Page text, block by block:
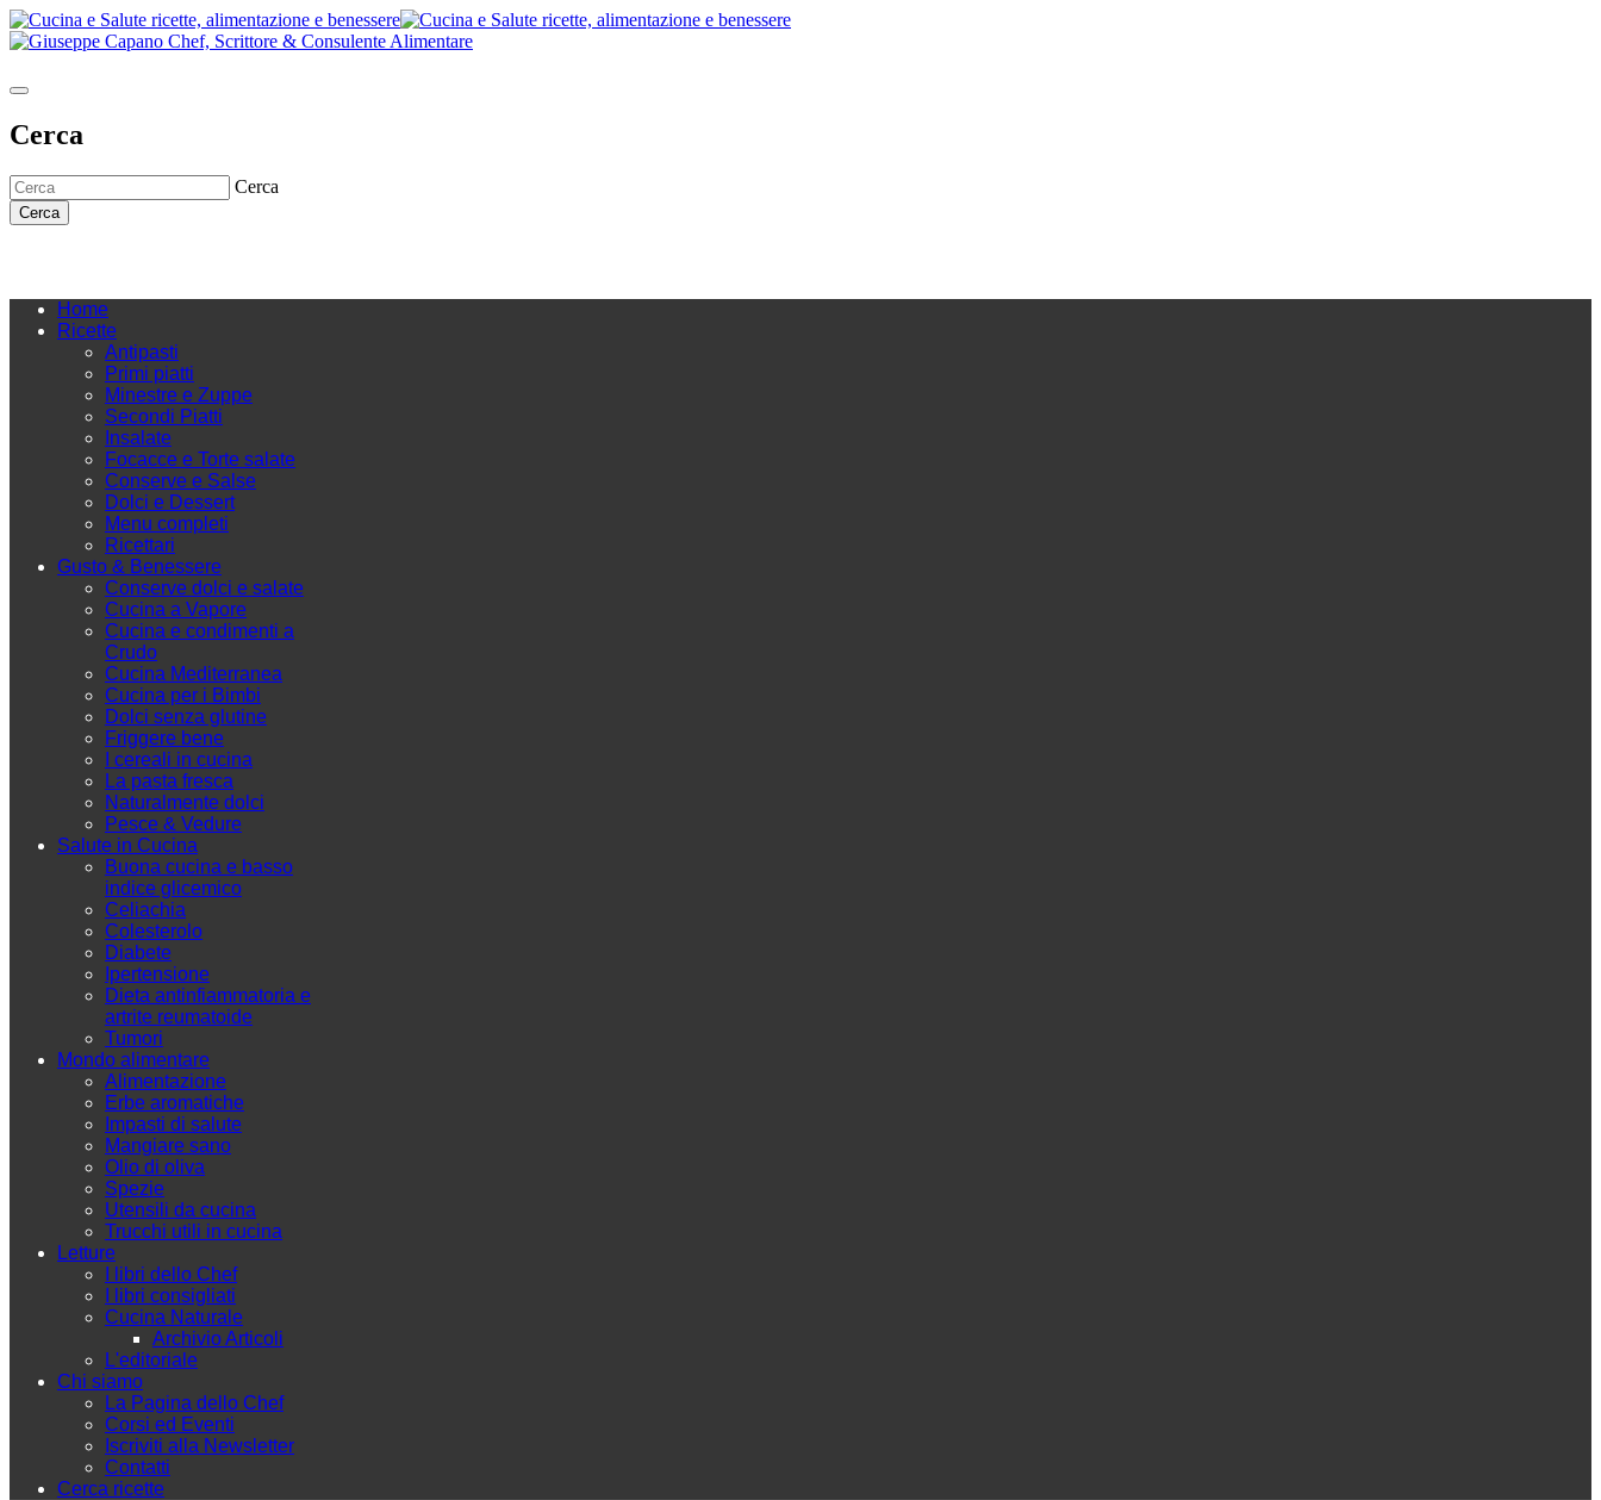
Cerca
Cerca
Cerca
Home
Ricette
Antipasti
Primi piatti
Minestre e Zuppe
Secondi Piatti
Insalate
Focacce e Torte salate
Conserve e Salse
Dolci e Dessert
Menu completi
Ricettari
Gusto & Benessere
Conserve dolci e salate
Cucina a Vapore
Cucina e condimenti a
Crudo
Cucina Mediterranea
Cucina per i Bimbi
Dolci senza glutine
Friggere bene
I cereali in cucina
La pasta fresca
Naturalmente dolci
Pesce & Vedure
Salute in Cucina
Buona cucina e basso
indice glicemico
Celiachia
Colesterolo
Diabete
Ipertensione
Dieta antinfiammatoria e
artrite reumatoide
Tumori
Mondo alimentare
Alimentazione
Erbe aromatiche
Impasti di salute
Mangiare sano
Olio di oliva
Spezie
Utensili da cucina
Trucchi utili in cucina
Letture
I libri dello Chef
I libri consigliati
Cucina Naturale
Archivio Articoli
L'editoriale
Chi siamo
La Pagina dello Chef
Corsi ed Eventi
Iscriviti alla Newsletter
Contatti
Cerca ricette